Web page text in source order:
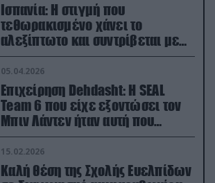
Ισπανία: Η στιγμή που
τεθωρακισμένο χάνει το
αλεξίπτωτο και συντρίβεται με
ορμή στο έδαφος (βίντεο)
05.04.2026
Επιχείρηση Dehdasht: Η SEAL
Team 6 που είχε εξοντώσει τον
Μπιν Λάντεν ήταν αυτή που
διέσωσε τον πιλότο του F-15
15.02.2026
Καλή θέση της Σχολής Ευελπίδων